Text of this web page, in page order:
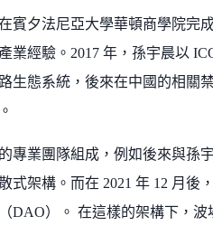
賓夕法尼亞大學華頓商學院完
業經驗。2017 年，孫宇晨以
生態系統，後來在中國的相關
專業團隊組成，例如後來與孫
式架構。而在 2021 年 12 月後
DAO）。 在這樣的架構下，